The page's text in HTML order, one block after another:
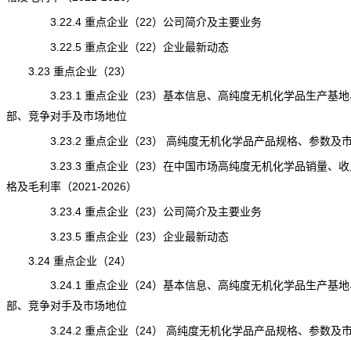
3.22.4 重点企业（22）公司简介及主要业务
3.22.5 重点企业（22）企业最新动态
3.23 重点企业（23）
3.23.1 重点企业（23）基本信息、高纯度无机化学品生产基地
部、竞争对手及市场地位
3.23.2 重点企业（23） 高纯度无机化学品产品规格、参数及市
3.23.3 重点企业（23）在中国市场高纯度无机化学品销量、收
格及毛利率（2021-2026）
3.23.4 重点企业（23）公司简介及主要业务
3.23.5 重点企业（23）企业最新动态
3.24 重点企业（24）
3.24.1 重点企业（24）基本信息、高纯度无机化学品生产基地
部、竞争对手及市场地位
3.24.2 重点企业（24） 高纯度无机化学品产品规格、参数及市